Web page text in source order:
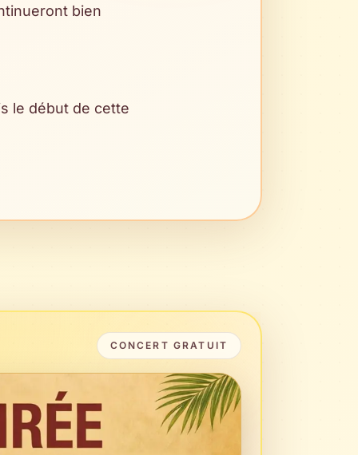
bien
le début de cette
CONCERT GRATUIT